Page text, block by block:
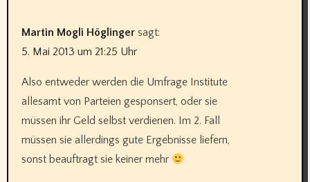
Martin Mogli Höglinger sagt:
5. Mai 2013 um 21:25 Uhr
Also entweder werden die Umfrage Institute
allesamt von Parteien gesponsert, oder sie
müssen ihr Geld selbst verdienen. Im 2. Fall
müssen sie allerdings gute Ergebnisse liefern,
sonst beauftragt sie keiner mehr